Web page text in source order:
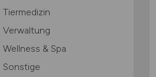
Tiermedizin
Verwaltung
Wellness & Spa
Sonstige